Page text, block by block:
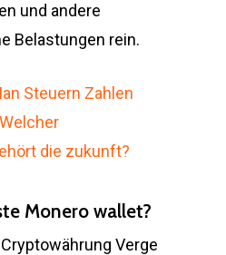
und andere
Belastungen rein.
Steuern Zahlen
die zukunft?
Monero wallet?
Verge